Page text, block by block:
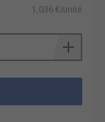
1,036 €/unité